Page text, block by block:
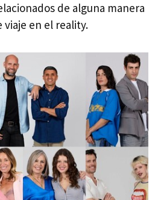
de alguna manera
viaje en el reality.